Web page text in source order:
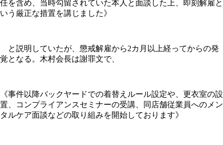
任を含め、当時勾留されていた本人と面談した上、即刻解雇と
いう厳正な措置を講じました》
と説明していたが、懲戒解雇から2カ月以上経ってからの発
覚となる。木村会長は謝罪文で、
《事件以降バックヤードでの着替えルール設定や、更衣室の設
置、コンプライアンスセミナーの受講、同店舗従業員へのメン
タルケア面談などの取り組みを開始しております》